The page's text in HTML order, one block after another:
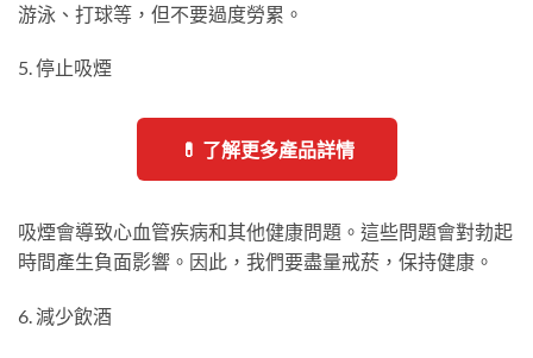
游泳、打球等，但不要過度勞累。
5. 停止吸煙
💊 了解更多產品詳情
吸煙會導致心血管疾病和其他健康問題。這些問題會對勃起
時間產生負面影響。因此，我們要盡量戒菸，保持健康。
6. 減少飲酒